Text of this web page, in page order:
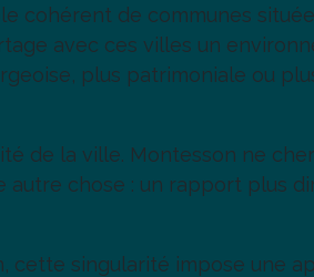
cohérent de communes
avec ces villes un
plus patrimoniale ou
de la ville. Montesson ne
chose : un rapport plus
singularité impose une